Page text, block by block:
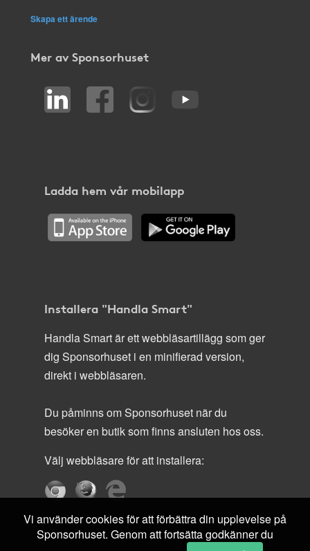
Skapa ett ärende
Mer av Sponsorhuset
Ladda hem vår mobilapp
Installera "Handla Smart"
Handla Smart är ett webbläsartillägg som ger
dig Sponsorhuset i en minifierad version,
direkt i webbläsaren.
Du påminns om Sponsorhuset när du
besöker en butik som finns ansluten hos oss.
Välj webbläsare för att installera:
Vi använder cookies för att förbättra din upplevelse på
Sponsorhuset. Genom att fortsätta godkänner du